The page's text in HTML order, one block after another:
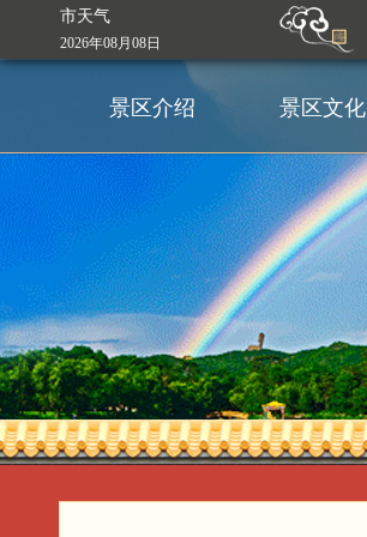
市天气
2026年08月08日
景区介绍 景区文化